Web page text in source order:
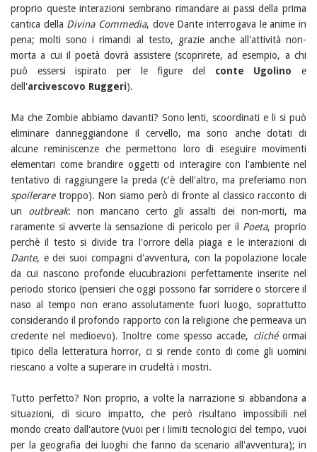
proprio queste interazioni sembrano rimandare ai passi della prima
cantica della Divina Commedia, dove Dante interrogava le anime in
pena; molti sono i rimandi al testo, grazie anche all'attività non-
morta a cui il poetà dovrà assistere (scoprirete, ad esempio, a chi
può essersi ispirato per le figure del conte Ugolino e
dell'arcivescovo Ruggeri).
Ma che Zombie abbiamo davanti? Sono lenti, scoordinati e li si può
eliminare danneggiandone il cervello, ma sono anche dotati di
alcune reminiscenze che permettono loro di eseguire movimenti
elementari come brandire oggetti od interagire con l'ambiente nel
tentativo di raggiungere la preda (c'è dell'altro, ma preferiamo non
spoileraretroppo). Non siamo però di fronte al classico racconto di
un outbreak: non mancano certo gli assalti dei non-morti, ma
raramente si avverte la sensazione di pericolo per il Poeta, proprio
perchè il testo si divide tra l'orrore della piaga e le interazioni di
Dante, e dei suoi compagni d'avventura, con la popolazione locale
da cui nascono profonde elucubrazioni perfettamente inserite nel
periodo storico (pensieri che oggi possono far sorridere o storcere il
naso al tempo non erano assolutamente fuori luogo, soprattutto
considerando il profondo rapporto con la religione che permeava un
credente nel medioevo). Inoltre come spesso accade, clichéormai
tipico della letteratura horror, ci si rende conto di come gli uomini
riescano a volte a superare in crudeltà i mostri.
Tutto perfetto? Non proprio, a volte la narrazione si abbandona a
situazioni, di sicuro impatto, che però risultano impossibili nel
mondo creato dall'autore (vuoi per i limiti tecnologici del tempo, vuoi
per la geografia dei luoghi che fanno da scenario all'avventura); in